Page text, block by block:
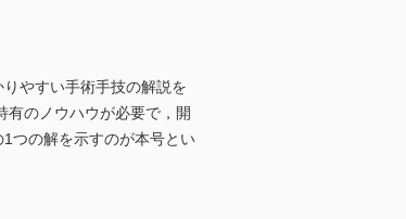
やすい手術手技の解説を
のノウハウが必要で，開
つの解を示すのが本号とい